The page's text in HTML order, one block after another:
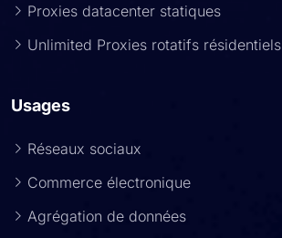
Proxies datacenter statiques
Unlimited Proxies rotatifs résidentiels
Usages
Réseaux sociaux
Commerce électronique
Agrégation de données